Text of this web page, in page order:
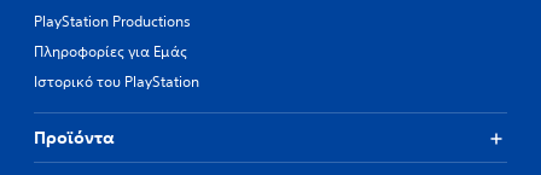
PlayStation Productions
Πληροφορίες για Εμάς
Ιστορικό του PlayStation
Προϊόντα